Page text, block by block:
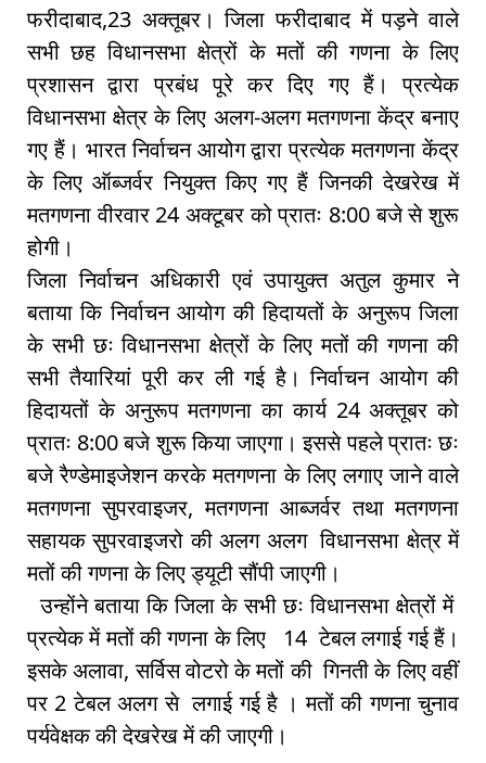
फरीदाबाद,23 अक्तूबर। जिला फरीदाबाद में पड़ने वाले
सभी छह विधानसभा क्षेत्रों के मतों की गणना के लिए
प्रशासन द्वारा प्रबंध पूरे कर दिए गए हैं। प्रत्येक
विधानसभा क्षेत्र के लिए अलग-अलग मतगणना केंद्र बनाए
गए हैं। भारत निर्वाचन आयोग द्वारा प्रत्येक मतगणना केंद्र
के लिए ऑब्जर्वर नियुक्त किए गए हैं जिनकी देखरेख में
मतगणना वीरवार 24 अक्टूबर को प्रातः 8:00 बजे से शुरू
होगी।
जिला निर्वाचन अधिकारी एवं उपायुक्त अतुल कुमार ने
बताया कि निर्वाचन आयोग की हिदायतों के अनुरूप जिला
के सभी छः विधानसभा क्षेत्रों के लिए मतों की गणना की
सभी तैयारियां पूरी कर ली गई है। निर्वाचन आयोग की
हिदायतों के अनुरूप मतगणना का कार्य 24 अक्तूबर को
प्रातः 8:00 बजे शुरू किया जाएगा। इससे पहले प्रातः छः
बजे रैण्डेमाइजेशन करके मतगणना के लिए लगाए जाने वाले
मतगणना सुपरवाइजर, मतगणना आब्जर्वर तथा मतगणना
सहायक सुपरवाइजरो की अलग अलग विधानसभा क्षेत्र में
मतों की गणना के लिए ड्यूटी सौंपी जाएगी।
उन्होंने बताया कि जिला के सभी छः विधानसभा क्षेत्रों में
प्रत्येक में मतों की गणना के लिए 14 टेबल लगाई गई हैं।
इसके अलावा, सर्विस वोटरो के मतों की गिनती के लिए वहीं
पर 2 टेबल अलग से लगाई गई है । मतों की गणना चुनाव
पर्यवेक्षक की देखरेख में की जाएगी।